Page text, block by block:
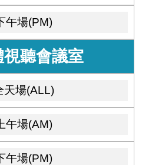
午場(PM)
視聽會議室
天場(ALL)
上午場(AM)
午場(PM)